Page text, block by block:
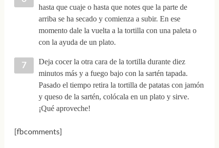
hasta que cuaje o hasta que notes que la parte de
arriba se ha secado y comienza a subir. En ese
momento dale la vuelta a la tortilla con una paleta o
con la ayuda de un plato.
Deja cocer la otra cara de la tortilla durante diez
minutos más y a fuego bajo con la sartén tapada.
Pasado el tiempo retira la tortilla de patatas con jamón
y queso de la sartén, colócala en un plato y sirve.
¡Qué aproveche!
[fbcomments]